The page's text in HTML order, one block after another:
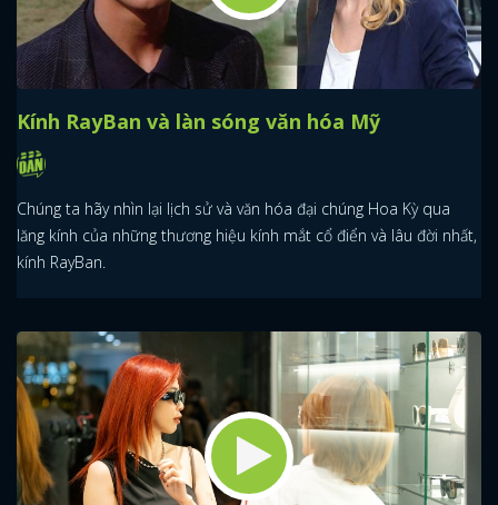
Kính RayBan và làn sóng văn hóa Mỹ
Chúng ta hãy nhìn lại lịch sử và văn hóa đại chúng Hoa Kỳ qua
lăng kính của những thương hiệu kính mắt cổ điển và lâu đời nhất,
kính RayBan.